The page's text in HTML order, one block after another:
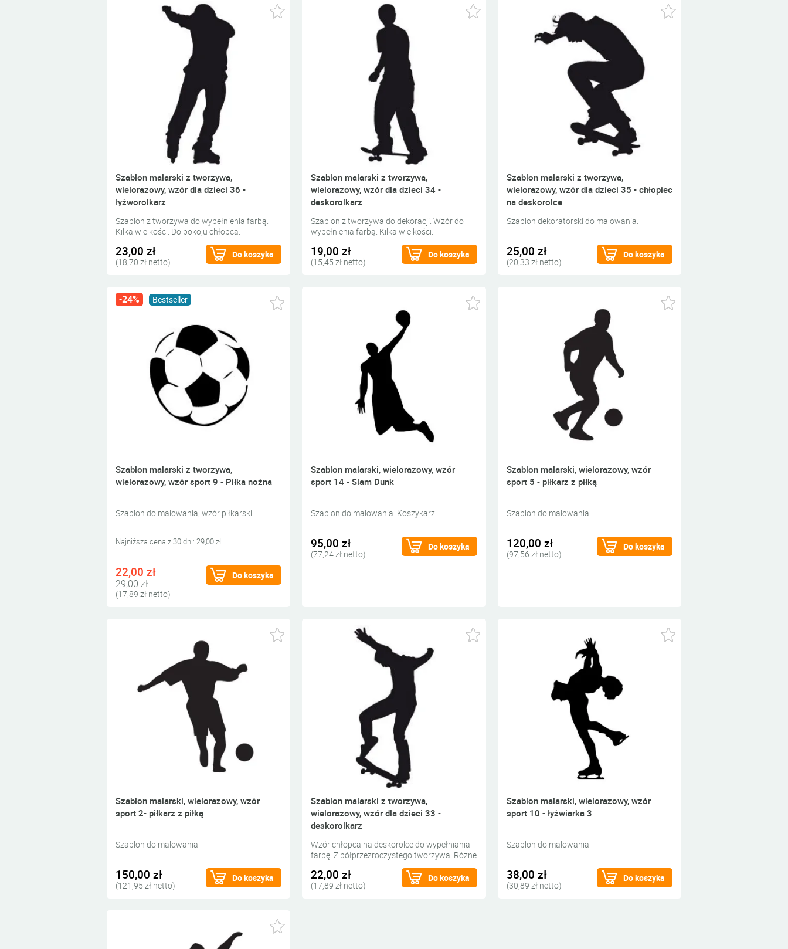
Szablon malarski z tworzywa,
wielorazowy, wzór dla dzieci 36 -
łyżworolkarz
Szablon z tworzywa do wypełnienia farbą.
Kilka wielkości. Do pokoju chłopca.
23,00 zł
(18,70 zł netto)
Do koszyka
Szablon malarski z tworzywa,
wielorazowy, wzór dla dzieci 34 -
deskorolkarz
Szablon z tworzywa do dekoracji. Wzór do
wypełnienia farbą. Kilka wielkości.
19,00 zł
(15,45 zł netto)
Do koszyka
Szablon malarski z tworzywa,
wielorazowy, wzór dla dzieci 35 - chłopiec
na deskorolce
Szablon dekoratorski do malowania.
25,00 zł
(20,33 zł netto)
Do koszyka
-24% Bestseller
Szablon malarski z tworzywa,
wielorazowy, wzór sport 9 - Piłka nożna
Szablon do malowania, wzór piłkarski.
Najniższa cena z 30 dni: 29,00 zł
22,00 zł
29,00 zł
(17,89 zł netto)
Do koszyka
Szablon malarski, wielorazowy, wzór
sport 14 - Slam Dunk
Szablon do malowania. Koszykarz.
95,00 zł
(77,24 zł netto)
Do koszyka
Szablon malarski, wielorazowy, wzór
sport 5 - piłkarz z piłką
Szablon do malowania
120,00 zł
(97,56 zł netto)
Do koszyka
Szablon malarski, wielorazowy, wzór
sport 2- piłkarz z piłką
Szablon do malowania
150,00 zł
(121,95 zł netto)
Do koszyka
Szablon malarski z tworzywa,
wielorazowy, wzór dla dzieci 33 -
deskorolkarz
Wzór chłopca na deskorolce do wypełniania
farbę. Z półprzezroczystego tworzywa. Różne
22,00 zł
(17,89 zł netto)
Do koszyka
Szablon malarski, wielorazowy, wzór
sport 10 - łyżwiarka 3
Szablon do malowania
38,00 zł
(30,89 zł netto)
Do koszyka